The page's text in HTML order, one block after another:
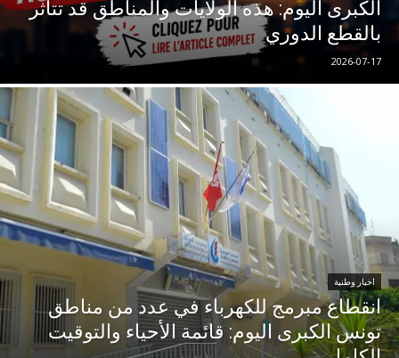
الكبرى اليوم: هذه الولايات والمناطق قد تتأثر
بالقطع الدوري
2026-07-17
اخبار وطنية
انقطاع مبرمج للكهرباء في عدد من مناطق
تونس الكبرى اليوم: قائمة الأحياء والتوقيت